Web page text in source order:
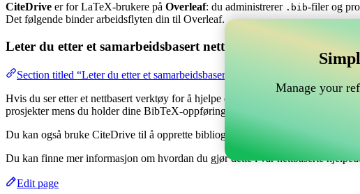
CiteDrive er for LaTeX-brukere på Overleaf: du administrerer .bib-filer og
Det følgende binder arbeidsflyten din til Overleaf.
Leter du etter et samarbeidsbasert nettverktøy for å håndtere
Section titled “Leter du etter et samarbeidsbasert nettverktøy for å håndtere
Hvis du ser etter et nettbasert verktøy for å hjelpe deg med å håndtere dine
prosjekter mens du holder dine BibTeX-oppføringer oppdatert i ditt Overleaf-
Du kan også bruke CiteDrive til å opprette bibliografier og siteringer i ulike
Du kan finne mer informasjon om hvordan du gjør dette i vår nettbaserte
Edit page
Manage your